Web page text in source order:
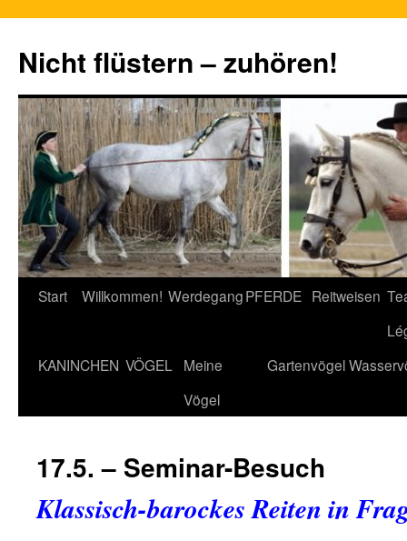
Nicht flüstern – zuhören!
Zum
springen
Start Willkommen! WerdegangPFERDE Reitweisen
KANINCHEN VÖGEL
Meine
Vögel
Gartenvögel
17.5. – Seminar-Besuch
Klassisch-barockes Reiten in